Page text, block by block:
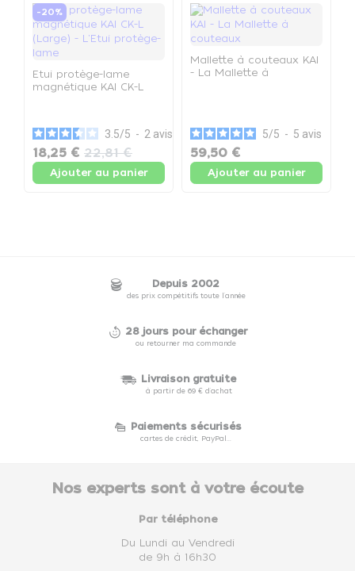
-20%
Etui protège-lame
magnétique KAI CK-L
3.5/5 - 2 avis
18,25 € 22,81 €
Ajouter au panier
Mallette à couteaux KAI
- La Mallette à
5/5 - 5 avis
59,50 €
Ajouter au panier
Depuis 2002
des prix compétitifs toute l'année
28 jours pour échanger
ou retourner ma commande
Livraison gratuite
à partir de 69 € d'achat
Paiements sécurisés
cartes de crédit, PayPal...
Nos experts sont à votre écoute
Par téléphone
Du Lundi au Vendredi
de 9h à 16h30